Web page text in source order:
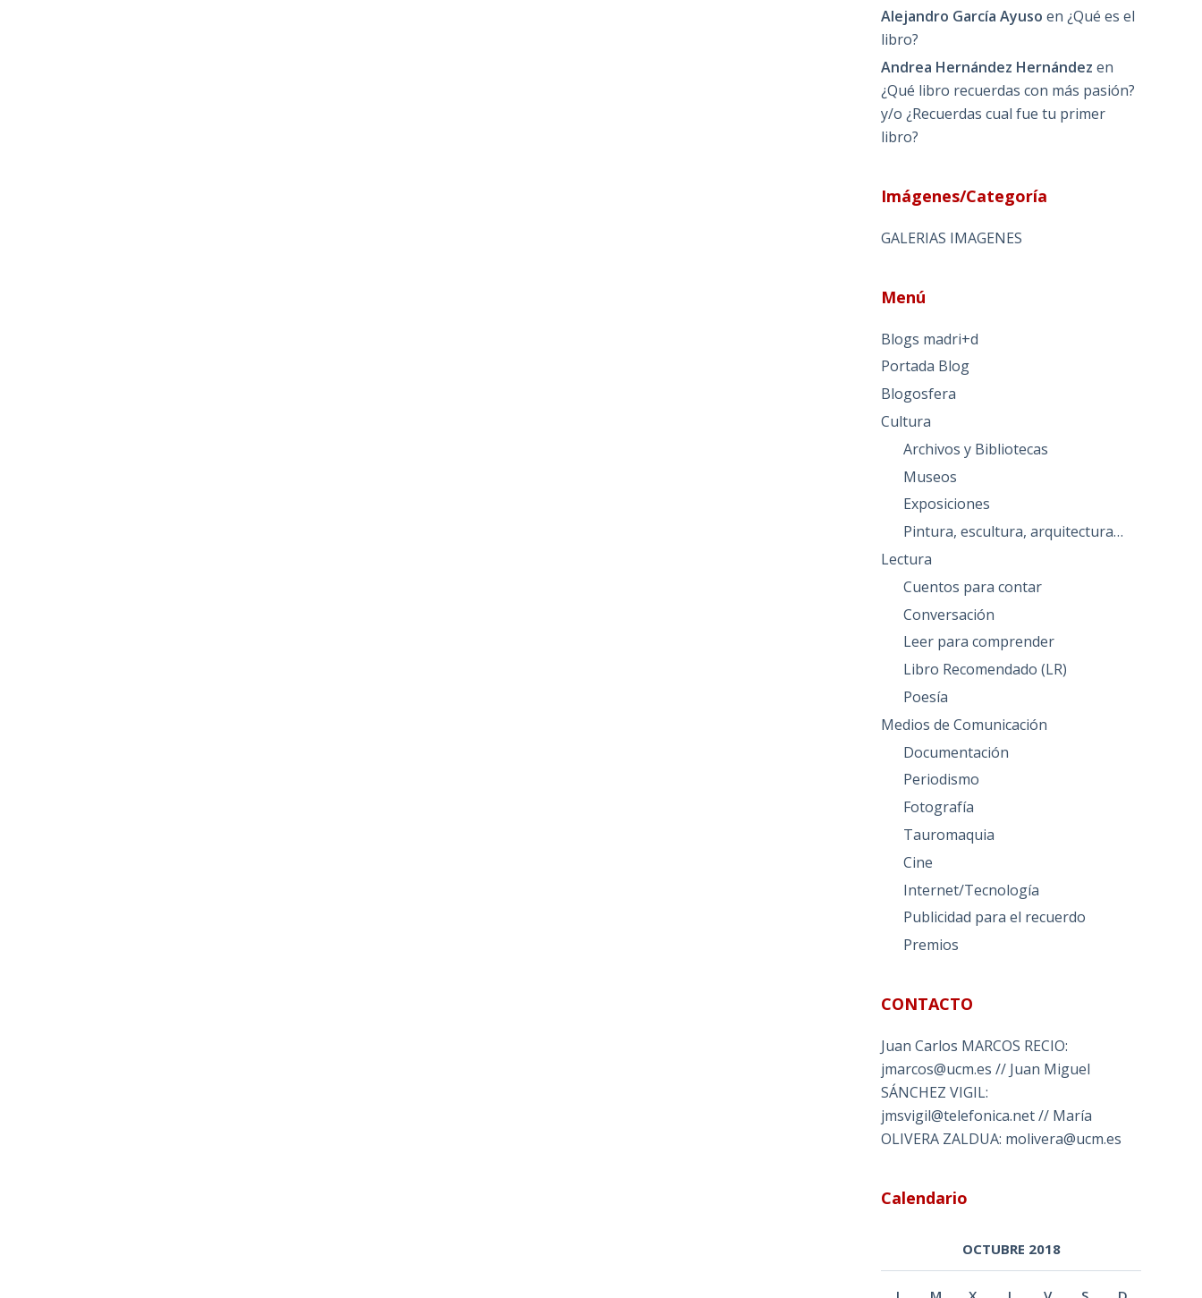
Alejandro García Ayuso en¿Qué es el
libro?
Andrea Hernández Hernández en
¿Qué libro recuerdas con más pasión?
y/o ¿Recuerdas cual fue tu primer
libro?
Imágenes/Categoría
GALERIAS IMAGENES
Menú
Blogs madri+d
Portada Blog
Blogosfera
Cultura
Archivos y Bibliotecas
Museos
Exposiciones
Pintura, escultura, arquitectura…
Lectura
Cuentos para contar
Conversación
Leer para comprender
Libro Recomendado (LR)
Poesía
Medios de Comunicación
Documentación
Periodismo
Fotografía
Tauromaquia
Cine
Internet/Tecnología
Publicidad para el recuerdo
Premios
CONTACTO
Juan Carlos MARCOS RECIO:
jmarcos@ucm.es // Juan Miguel
SÁNCHEZ VIGIL:
jmsvigil@telefonica.net // María
OLIVERA ZALDUA: molivera@ucm.es
Calendario
OCTUBRE 2018